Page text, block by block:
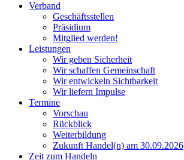
Verband
Geschäftsstellen
Präsidium
Mitglied werden!
Leistungen
Wir geben Sicherheit
Wir schaffen Gemeinschaft
Wir entwickeln Sichtbarkeit
Wir liefern Impulse
Termine
Vorschau
Rückblick
Weiterbildung
Zukunft Handel(n) am 30.09.2026
Zeit zum Handeln